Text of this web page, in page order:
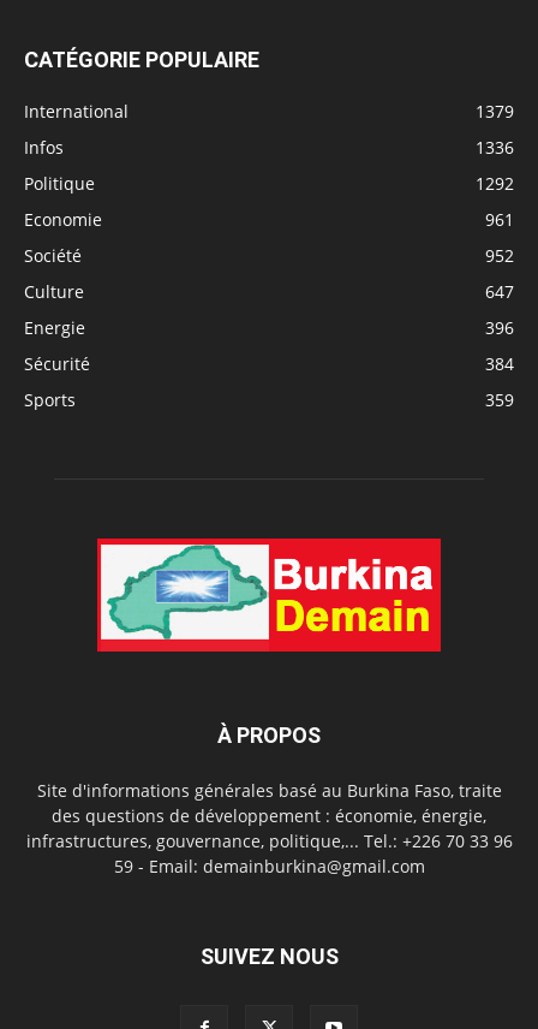
CATÉGORIE POPULAIRE
International
1379
Infos
1336
Politique
1292
Economie
961
Société
952
Culture
647
Energie
396
Sécurité
384
Sports
359
À PROPOS
Site d'informations générales basé au Burkina Faso, traite
des questions de développement : économie, énergie,
infrastructures, gouvernance, politique,... Tel.: +226 70 33 96
59 - Email: demainburkina@gmail.com
SUIVEZ NOUS